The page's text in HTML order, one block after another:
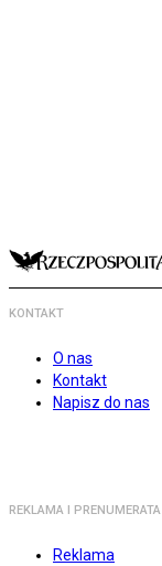
KONTAKT
O nas
Kontakt
Napisz do nas
REKLAMA I PRENUMERATA
Reklama